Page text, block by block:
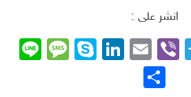
انشر على :
Telegram
Viber
Email
LinkedIn
Skype